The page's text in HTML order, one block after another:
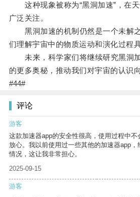
这种现象被称为“黑洞加速”，在天
广泛关注。
黑洞加速的机制仍然是一个未解
们理解宇宙中的物质运动和演化过程
未来，科学家们将继续研究黑洞
的更多奥秘，推动我们对宇宙的认识
#44#
评论
游客
这款加速器app的安全性很高，使用过程中
放心。我以前使用过一些其他的加速器app
情况，这让我非常担心。
2025-09-15
游客